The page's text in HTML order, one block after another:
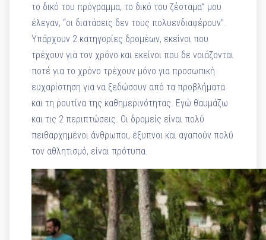
το δικό του πρόγραμμα, το δικό του ζέσταμα” μου
έλεγαν, “οι διατάσεις δεν τους πολυενδιαφέρουν”.
Υπάρχουν 2 κατηγορίες δρομέων, εκείνοι που
τρέχουν για τον χρόνο και εκείνοι που δε νοιάζονται
ποτέ για το χρόνο τρέχουν μόνο για προσωπική
ευχαρίστηση για να ξεδώσουν από τα προβλήματα
και τη ρουτίνα της καθημερινότητας. Εγώ θαυμάζω
και τις 2 περιπτώσεις. Οι δρομείς είναι πολύ
πειθαρχημένοι άνθρωποι, έξυπνοι και αγαπούν πολύ
τον αθλητισμό, είναι πρότυπα.